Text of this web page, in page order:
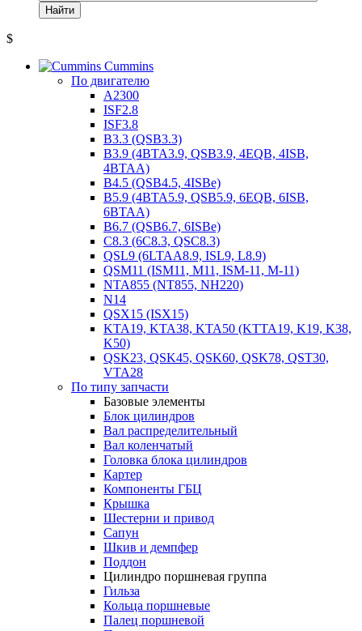
Найти
$
Cummins
По двигателю
A2300
ISF2.8
ISF3.8
B3.3 (QSB3.3)
B3.9 (4BTA3.9, QSB3.9, 4EQB, 4ISB,
4BTAA)
B4.5 (QSB4.5, 4ISBe)
B5.9 (4BTA5.9, QSB5.9, 6EQB, 6ISB,
6BTAA)
B6.7 (QSB6.7, 6ISBe)
C8.3 (6C8.3, QSC8.3)
QSL9 (6LTAA8.9, ISL9, L8.9)
QSM11 (ISM11, M11, ISM-11, M-11)
NTA855 (NT855, NH220)
N14
QSX15 (ISX15)
KTA19, KTA38, KTA50 (KTTA19, K19, K38,
K50)
QSK23, QSK45, QSK60, QSK78, QST30,
VTA28
По типу запчасти
Базовые элементы
Блок цилиндров
Вал распределительный
Вал коленчатый
Головка блока цилиндров
Картер
Компоненты ГБЦ
Крышка
Шестерни и привод
Сапун
Шкив и демпфер
Поддон
Цилиндро поршневая группа
Гильза
Кольца поршневые
Палец поршневой